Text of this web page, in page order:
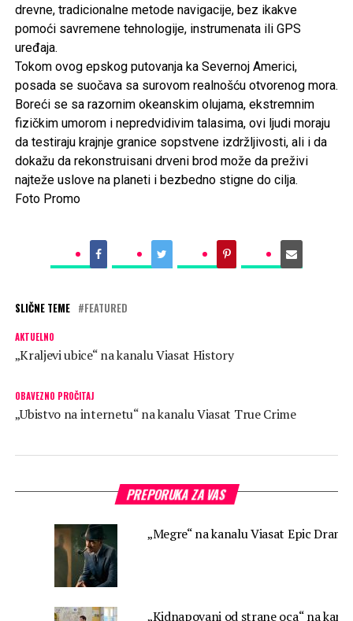
drevne, tradicionalne metode navigacije, bez ikakve
pomoći savremene tehnologije, instrumenata ili GPS
uređaja.
Tokom ovog epskog putovanja ka Severnoj Americi,
posada se suočava sa surovom realnošću otvorenog mora.
Boreći se sa razornim okeanskim olujama, ekstremnim
fizičkim umorom i nepredvidivim talasima, ovi ljudi moraju
da testiraju krajnje granice sopstvene izdržljivosti, ali i da
dokažu da rekonstruisani drveni brod može da preživi
najteže uslove na planeti i bezbedno stigne do cilja.
Foto Promo
SLIČNE TEME FEATURED
AKTUELNO
„Kraljevi ubice“ na kanalu Viasat History
OBAVEZNO PROČITAJ
„Ubistvo na internetu“ na kanalu Viasat True Crime
PREPORUKA ZA VAS
„Megre“ na kanalu Viasat Epic Drama
„Kidnapovani od strane oca“ na